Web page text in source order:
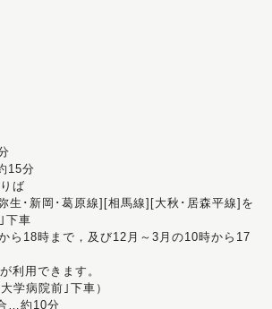
15分
ば
生･新岡･葛原線][相馬線][大秋･居森平線]を
下車
ら18時まで，及び12月～3月の10時から17
利用できます。
学病院前｣下車）
…約10分